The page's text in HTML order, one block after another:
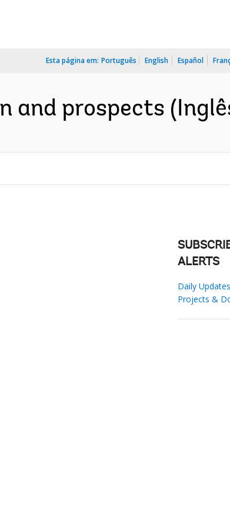
Esta página em: Português English Español
and prospects
ALERTS
Daily
Projects &